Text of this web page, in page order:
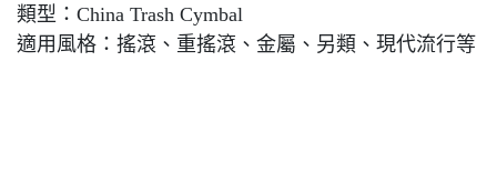
類型：China Trash Cymbal
適用風格：搖滾、重搖滾、金屬、另類、現代流行等